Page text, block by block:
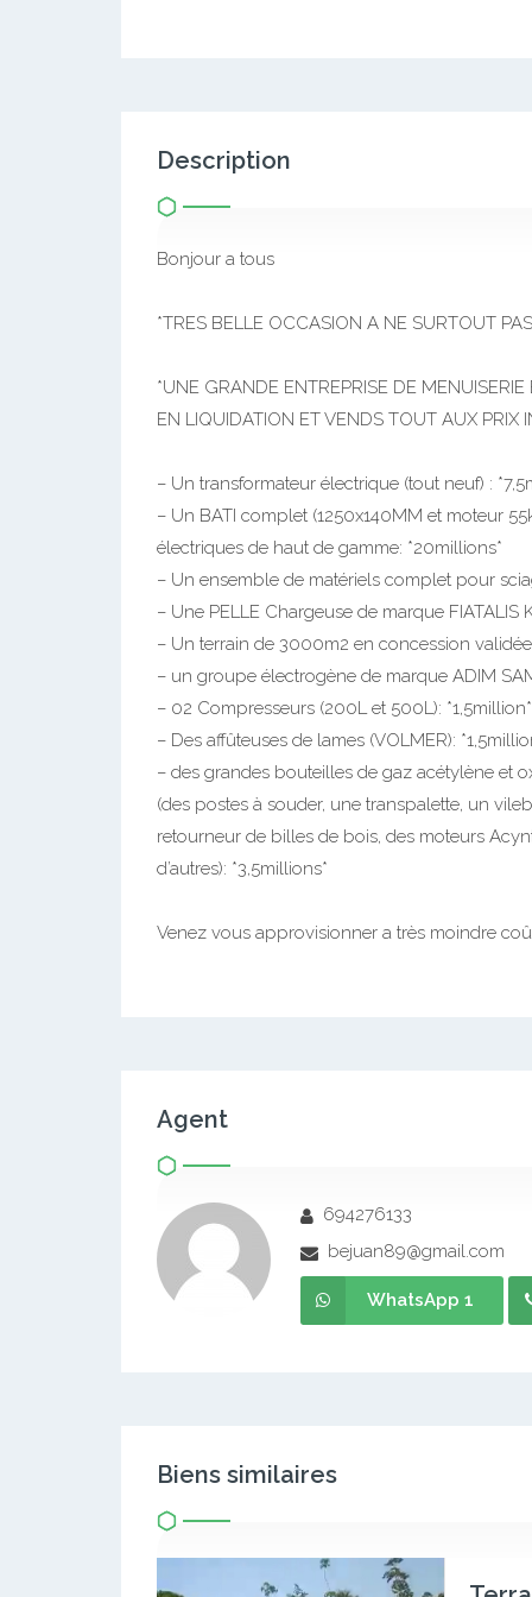
Description
Bonjour a tous
*TRES BELLE OCCASION A NE SURTOUT
*UNE GRANDE ENTREPRISE DE
EN LIQUIDATION ET VENDS TOUT AUX PRIX
– Un transformateur électrique (tout neuf) :
– Un BATI complet (1250x140MM et moteur
électriques de haut de gamme: *20millions*
– Un ensemble de matériels complet pour
– Une PELLE Chargeuse de marque FIATALIS
– Un terrain de 3000m2 en concession
– un groupe électrogène de marque ADIM
– 02 Compresseurs (200L et 500L): *1,5million*
– Des affûteuses de lames (VOLMER):
– des grandes bouteilles de gaz acétylène et
(des postes à souder, une transpalette, un
retourneur de billes de bois, des moteurs
d’autres): *3,5millions*
Venez vous approvisionner a très moindre
Agent
694276133
bejuan89@gmail.com
WhatsApp 1
Biens similaires